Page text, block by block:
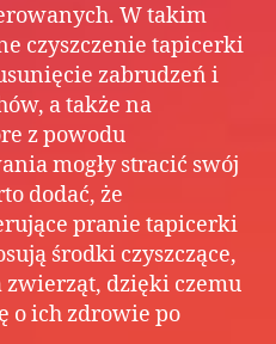
W takim
czyszczenie tapicerki
zabrudzeń i
a także na
z powodu
mogły stracić swój
dodać, że
pranie tapicerki
środki czyszczące,
zwierząt, dzięki czemu
o ich zdrowie po